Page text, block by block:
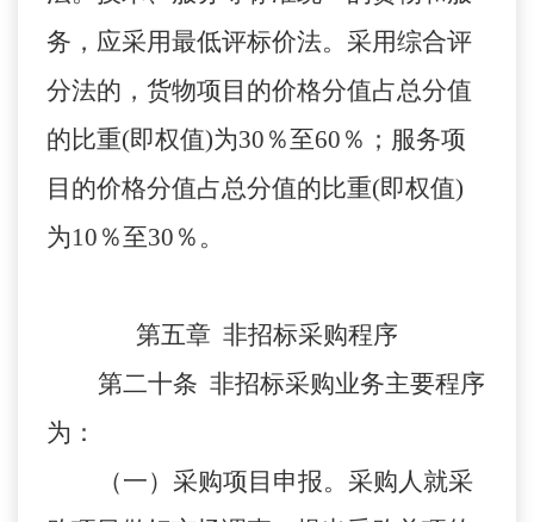
务，应采用最低评标价法。采用综合评
分法的，货物项目的价格分值占总分值
的比重(即权值)为30％至60％；服务项
目的价格分值占总分值的比重(即权值)
为10％至30％。
第五章 非招标采购程序
第二十条 非招标采购业务主要程序
为：
（一）采购项目申报。采购人就采